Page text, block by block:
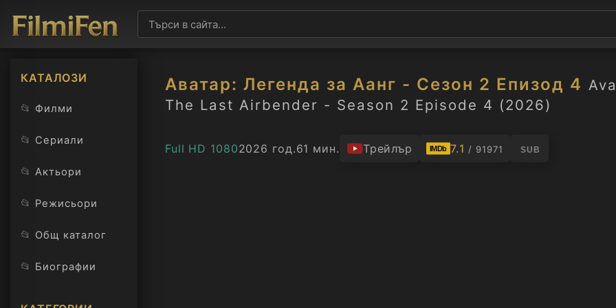
КАТАЛОЗИ
📂 Филми
📂 Сериали
📂 Актьори
📂 Режисьори
📂 Общ каталог
📂 Биографии
Аватар: Легенда за Аанг - Сезон 2 Епизод 4
The Last Airbender - Season 2 Episode 4 (2026)
Full HD 10802026 год.61 мин. Трейлър IMDb 7.1 / 91971 SUB